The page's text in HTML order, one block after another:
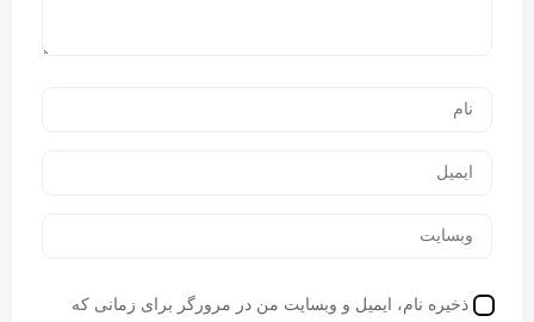
ذخیره نام، ایمیل و وبسایت من در مرورگر برای زمانی که